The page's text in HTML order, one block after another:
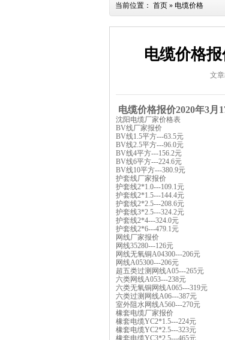
当前位置： 首页 » 电缆价格
电缆价格
文章
电缆价格报价2020年3月
沈阳电缆厂家价格表
BV线厂家报价
BV线1.5平方---63.5元
BV线2.5平方---96.0元
BV线4平方---156.2元
BV线6平方---224.6元
BV线10平方---380.9元
护套线厂家报价
护套线2*1.0---109.1元
护套线2*1.5---144.4元
护套线2*2.5---208.6元
护套线3*2.5---324.2元
护套线2*4---324.0元
护套线2*6---479.1元
网线厂家报价
网线35280---126元
网线无氧铜A04300---206元
网线A05300---206元
超五类过测网线A05---265元
六类网线A053---238元
六类无氧铜网线A065---319元
六类过测网线A06---387元
室外阻水网线A560---270元
橡套电缆厂家报价
橡套电缆YC2*1.5---224元
橡套电缆YC2*2.5---323元
橡套电缆YC3*2.5---465元